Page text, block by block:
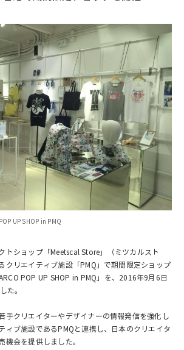
UP SHOP in PMQ
トショップ「Meetscal Store」（ミツカルスト
クリエイティブ施設「PMQ」で期間限定ショップ
POP UP SHOP in PMQ」を、2016年9月6日
た。
手クリエイターやデザイナーの情報発信を強化し
ィブ施設であるPMQと連携し、日本のクリエイタ
機会を提供しました。